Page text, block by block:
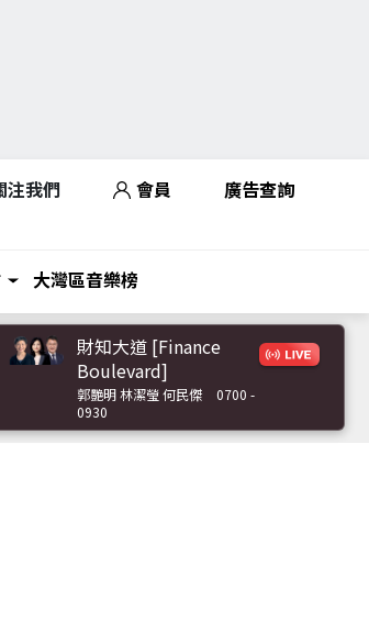
注我們 會員 廣告查詢
大灣區音樂榜
財知大道 [Finance
Boulevard]
郭艷明 林潔瑩 何民傑
0700 -
0930